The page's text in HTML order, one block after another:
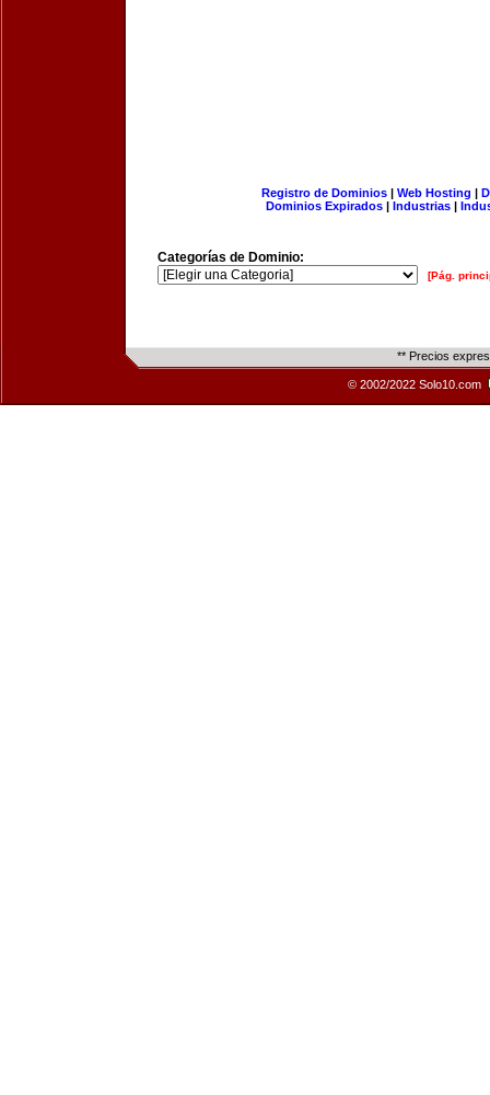
Registro de Dominios| Web Hosting |
Dominios Expirados | Industrias |
Categorías de Dominio:
[Pág.
** Precios
© 2002/2022 Solo10.com